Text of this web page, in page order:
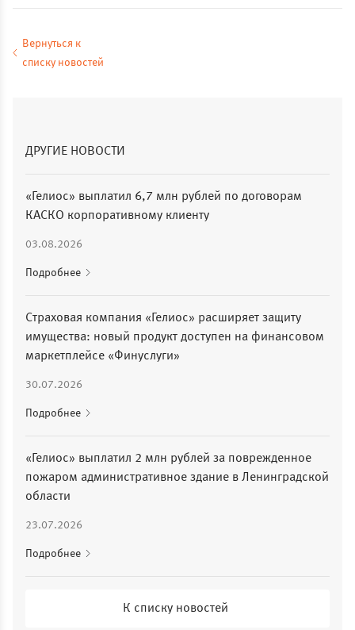
Вернуться к
списку новостей
ДРУГИЕ НОВОСТИ
«Гелиос» выплатил 6,7 млн рублей по договорам
КАСКО корпоративному клиенту
03.08.2026
Подробнее
Страховая компания «Гелиос» расширяет защиту
имущества: новый продукт доступен на финансовом
маркетплейсе «Финуслуги»
30.07.2026
Подробнее
«Гелиос» выплатил 2 млн рублей за поврежденное
пожаром административное здание в Ленинградской
области
23.07.2026
Подробнее
К списку новостей